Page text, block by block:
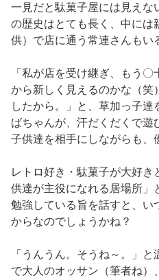
一見だと駄菓子屋には見えな
の歴史はとても長く、中に
供）で店に通う常連さんもい
「私が店を受け継ぎ、もう
から新しく見えるのかな（笑
したから。」と、草加っ子
ばちゃんが、汗だくだくで遊
子供達を相手にしながらも、
レトロ好き・駄菓子が大好
供達が主役になれる居場所」
勉強している旨を話すと、い
からなのでしょうかね？
「うんうん。そうね～。」
で大人のオッサン（筆者ね